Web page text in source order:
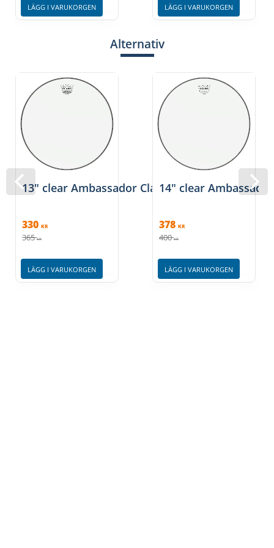
LÄGG I VARUKORGEN LÄGG I VARUKORGEN
Alternativ
13" clear Ambassador Classic Fit, Remo
330 KR
365 KR
LÄGG I VARUKORGEN
14" clear
378 KR
400 KR
LÄGG I VARUKORGEN